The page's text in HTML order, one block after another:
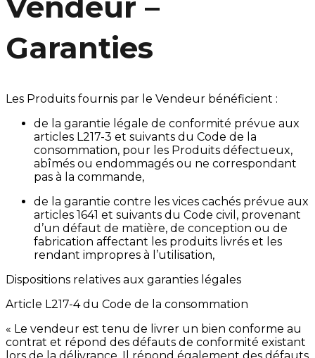
Garanties
Les Produits fournis par le Vendeur bénéficient :
de la garantie légale de conformité prévue aux
articles L217-3 et suivants du Code de la
consommation, pour les Produits défectueux,
abîmés ou endommagés ou ne correspondant
pas à la commande,
de la garantie contre les vices cachés prévue aux
articles 1641 et suivants du Code civil, provenant
d’un défaut de matière, de conception ou de
fabrication affectant les produits livrés et les
rendant impropres à l’utilisation,
Dispositions relatives aux garanties légales
Article L217-4 du Code de la consommation
« Le vendeur est tenu de livrer un bien conforme au
contrat et répond des défauts de conformité existant